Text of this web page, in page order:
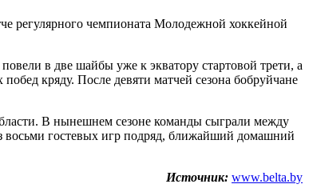
чемпионата Молодежной хоккейной
в две шайбы уже к экватору стартовой трети, а
кряду. После девяти матчей сезона бобруйчане
В нынешнем сезоне команды сыграли между
восьми гостевых игр подряд, ближайший домашний
Источник: www.belta.by